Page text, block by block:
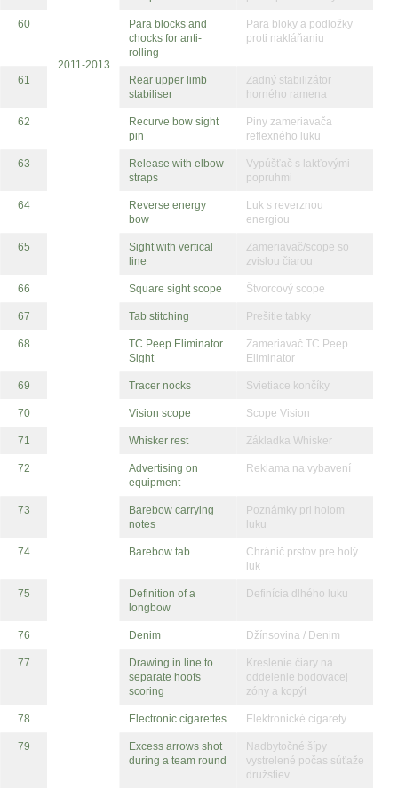
2011-2013
60
Para blocks and
chocks for anti-
rolling
Para bloky a podložky
proti nakláňaniu
61
Rear upper limb
stabiliser
Zadný stabilizátor
horného ramena
62
Recurve bow sight
pin
Piny zameriavača
reflexného luku
63
Release with elbow
straps
Vypúšťač s lakťovými
popruhmi
64
Reverse energy
bow
Luk s reverznou
energiou
65
Sight with vertical
line
Zameriavač/scope so
zvislou čiarou
66 Square sight scope Štvorcový scope
67 Tab stitching Prešitie tabky
68
TC Peep Eliminator
Sight
Zameriavač TC Peep
Eliminator
69 Tracer nocks Svietiace končíky
70 Vision scope Scope Vision
71 Whisker rest Základka Whisker
72
Advertising on
equipment
Reklama na vybavení
73
Barebow carrying
notes
Poznámky pri holom
luku
74 Barebow tab
Chránič prstov pre holý
luk
75
Definition of a
longbow
Definícia dlhého luku
76 Denim Džínsovina / Denim
77
Drawing in line to
separate hoofs
scoring
Kreslenie čiary na
oddelenie bodovacej
zóny a kopýt
78 Electronic cigarettes Elektronické cigarety
79
Excess arrows shot
during a team round
Nadbytočné šípy
vystrelené počas súťaže
družstiev